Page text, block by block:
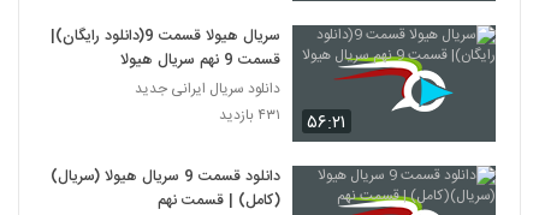
۵۶:۲۱
سریال هیولا قسمت 9(دانلود رایگان)|
قسمت 9 نهم سریال هیولا
دانلود سریال ایرانی جدید
۴۳۱ بازدید
دانلود قسمت 9 سریال هیولا (سریال)
(کامل) | قسمت نهم